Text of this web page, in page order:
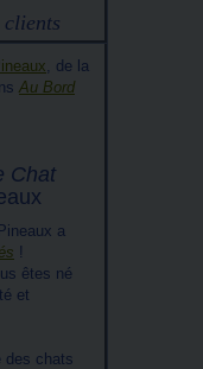
clients
, de la
Au Bord
Chat
a
!
êtes né
et
des chats